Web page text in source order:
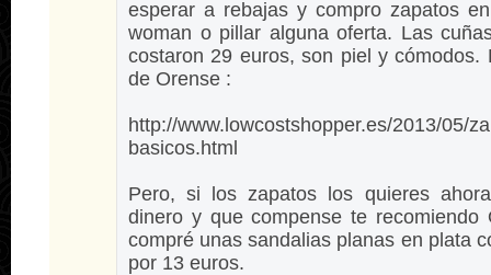
esperar a rebajas y compro zapatos
woman o pillar alguna oferta. Las
costaron 29 euros, son piel y cómodos.
de Orense :
http://www.lowcostshopper.es/2013/05/
basicos.html
Pero, si los zapatos los quieres
dinero y que compense te recomiendo
compré unas sandalias planas en plata
por 13 euros.